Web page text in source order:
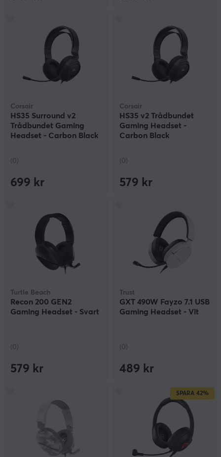
Corsair
HS35 Surround v2
Trådbundet Gaming
Headset - Carbon Black
(0)
699 kr
Corsair
HS35 v2 Trådbundet
Gaming Headset -
Carbon Black
(0)
579 kr
Turtle Beach
Recon 200 GEN2
Gaming Headset - Svart
(0)
579 kr
Trust
GXT 490W Fayzo 7.1 USB
Gaming Headset - Vit
(0)
489 kr
SPARA 42%